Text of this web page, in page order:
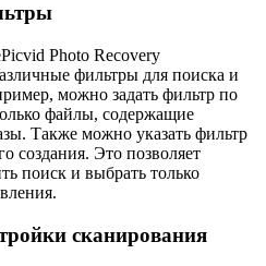
Photo Recovery
фильтры для поиска и
можно задать фильтр по
файлы, содержащие
Также можно указать фильтр
создания. Это позволяет
поиск и выбрать только
сканирования